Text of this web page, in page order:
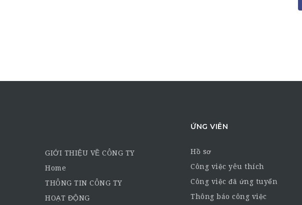
GIỚI THIỆU VỀ CÔNG TY
Home
THÔNG TIN CÔNG TY
HOẠT ĐỘNG
ỨNG VIÊN
Hồ sơ
Công việc yêu thích
Công việc đã ứng tuyển
Thông báo công việc